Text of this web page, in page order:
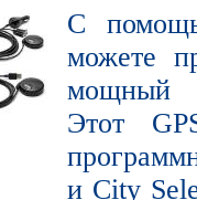
С
можете
мощный
Этот
и City